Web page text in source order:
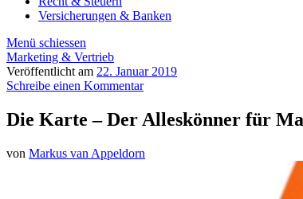
Versicherungen & Banken
Menü schiessen
Marketing & Vertrieb
Veröffentlicht am 22. Januar 2019
Schreibe einen Kommentar
Die Karte – Der Alleskönner für
von Markus van Appeldorn